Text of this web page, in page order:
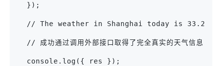
  });
// The weather in Shanghai today is 33.2°C
  // 成功通过调用外部接口取得了完全真实的天气信息
  console.log({ res });